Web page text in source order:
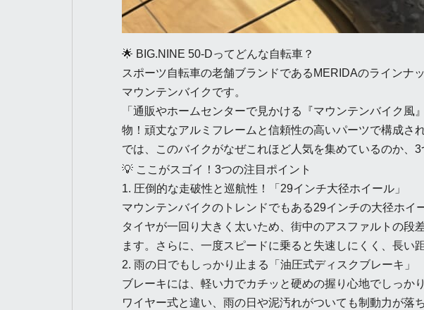
🌟 BIG.NINE 50-Dってどんな自転車？
スポーツ自転車の老舗ブランドであるMERIDAのラインナ
マウンテンバイクです。
「通販やホームセンターで見かける『マウンテンバイク
物！頑丈なアルミフレームと信頼性の高いパーツで構成され
では、このバイクがなぜこれほど人気を集めているのか、
💡 ここがスゴイ！3つの注目ポイント
1. 圧倒的な走破性と巡航性！「29インチ大径ホイール」
マウンテンバイクのトレンドでもある29インチの大径ホイ
タイヤが一回り大きく太いため、街中のアスファルトの段
ます。さらに、一度スピードに乗ると失速しにくく、長い
2. 雨の日でもしっかり止まる「油圧式ディスクブレーキ」
ブレーキには、軽い力でカチッと硬めの握り心地でしっか
ワイヤー式と違い、雨の日や泥汚れがついても制動力が